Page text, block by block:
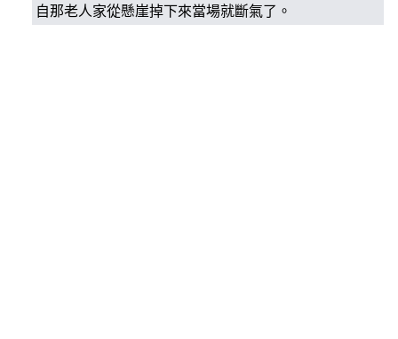
自那老人家從懸崖掉下來當場就斷氣了。